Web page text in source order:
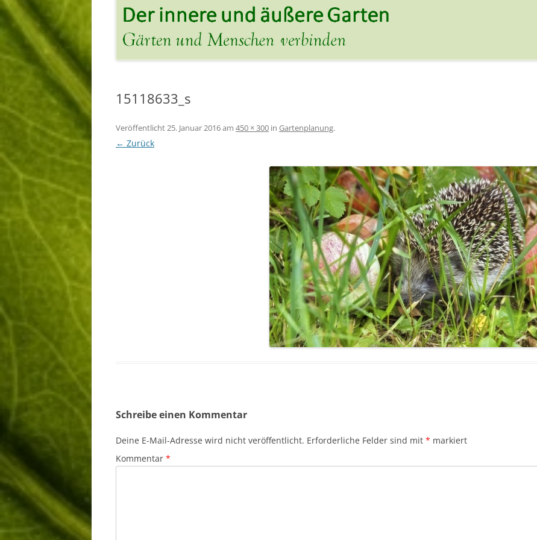
15118633_s
Veröffentlicht25. Januar 2016am 450 × 300 in Gartenplanung.
← Zurück
Schreibe einen Kommentar
Deine E-Mail-Adresse wird nicht veröffentlicht. Erforderliche Felder sind mit * markiert
Kommentar *